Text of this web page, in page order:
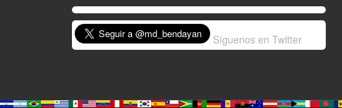
Síguenos en Twitter